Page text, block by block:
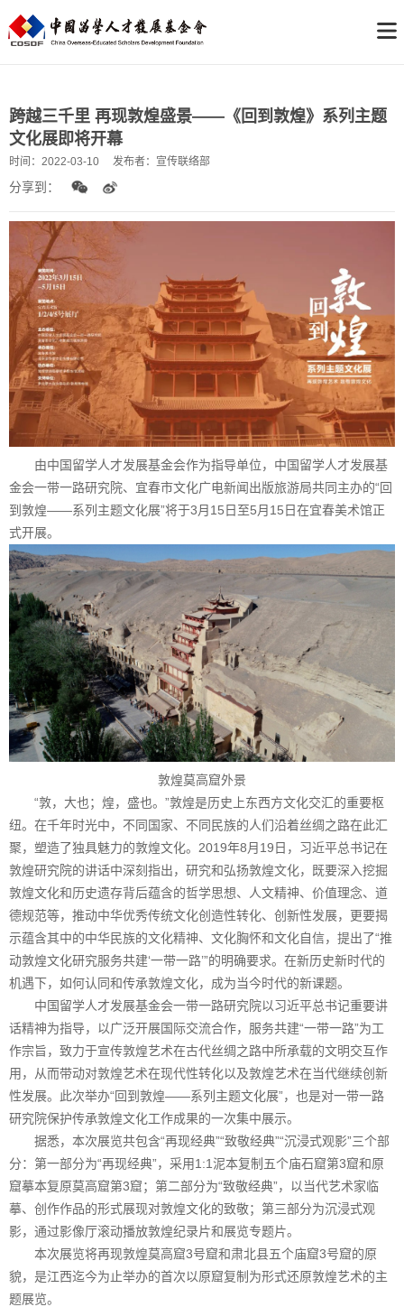
跨越三千里 再现敦煌盛景——《回到敦煌》系列主题
文化展即将开幕
时间： 2022-03-10 发布者： 宣传联络部
分享到：
由中国留学人才发展基金会作为指导单位，中国留学人才发展基
金会一带一路研究院、宜春市文化广电新闻出版旅游局共同主办的“回
到敦煌——系列主题文化展”将于3月15日至5月15日在宜春美术馆正
式开展。
敦煌莫高窟外景
“敦，大也；煌，盛也。”敦煌是历史上东西方文化交汇的重要枢
纽。在千年时光中，不同国家、不同民族的人们沿着丝绸之路在此汇
聚，塑造了独具魅力的敦煌文化。2019年8月19日，习近平总书记在
敦煌研究院的讲话中深刻指出，研究和弘扬敦煌文化，既要深入挖掘
敦煌文化和历史遗存背后蕴含的哲学思想、人文精神、价值理念、道
德规范等，推动中华优秀传统文化创造性转化、创新性发展，更要揭
示蕴含其中的中华民族的文化精神、文化胸怀和文化自信，提出了“推
动敦煌文化研究服务共建‘一带一路’”的明确要求。在新历史新时代的
机遇下，如何认同和传承敦煌文化，成为当今时代的新课题。
中国留学人才发展基金会一带一路研究院以习近平总书记重要讲
话精神为指导，以广泛开展国际交流合作，服务共建“一带一路”为工
作宗旨，致力于宣传敦煌艺术在古代丝绸之路中所承载的文明交互作
用，从而带动对敦煌艺术在现代性转化以及敦煌艺术在当代继续创新
性发展。此次举办“回到敦煌——系列主题文化展”，也是对一带一路
研究院保护传承敦煌文化工作成果的一次集中展示。
据悉，本次展览共包含“再现经典”“致敬经典”“沉浸式观影”三个部
分：第一部分为“再现经典”，采用1:1泥本复制五个庙石窟第3窟和原
窟摹本复原莫高窟第3窟；第二部分为“致敬经典”，以当代艺术家临
摹、创作作品的形式展现对敦煌文化的致敬；第三部分为沉浸式观
影，通过影像厅滚动播放敦煌纪录片和展览专题片。
本次展览将再现敦煌莫高窟3号窟和肃北县五个庙窟3号窟的原
貌，是江西迄今为止举办的首次以原窟复制为形式还原敦煌艺术的主
题展览。